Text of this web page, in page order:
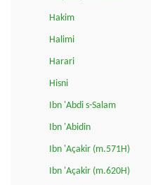
Hakim
Halimi
Harari
Hisni
Ibn 'Abdi s-Salam
Ibn 'Abidin
Ibn 'Açakir (m.571H)
Ibn 'Açakir (m.620H)